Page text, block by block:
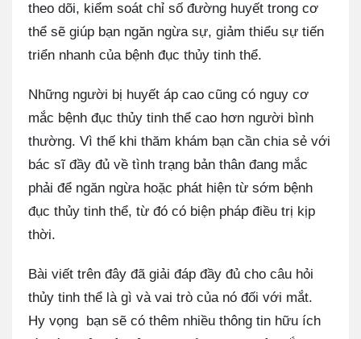
theo dõi, kiểm soát chỉ số đường huyết trong cơ
thể sẽ giúp bạn ngăn ngừa sự, giảm thiểu sự tiến
triển nhanh của bệnh đục thủy tinh thể.
Những người bị huyết áp cao cũng có nguy cơ
mắc bệnh đục thủy tinh thể cao hơn người bình
thường. Vì thế khi thăm khám bạn cần chia sẻ với
bác sĩ đầy đủ về tình trạng bản thân đang mắc
phải để ngăn ngừa hoặc phát hiện từ sớm bệnh
đục thủy tinh thể, từ đó có biện pháp điều trị kịp
thời.
Bài viết trên đây đã giải đáp đầy đủ cho câu hỏi
thủy tinh thể là gì và vai trò của nó đối với mắt.
Hy vọng bạn sẽ có thêm nhiều thông tin hữu ích